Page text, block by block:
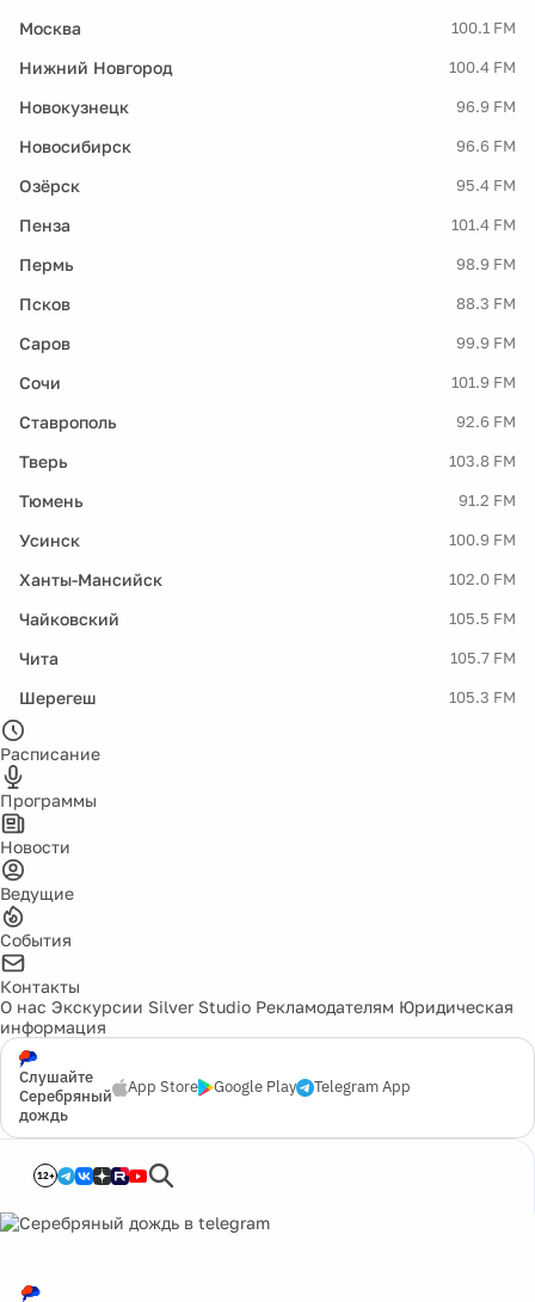
Москва 100.1 FM
Нижний Новгород 100.4 FM
Новокузнецк 96.9 FM
Новосибирск 96.6 FM
Озёрск 95.4 FM
Пенза 101.4 FM
Пермь 98.9 FM
Псков 88.3 FM
Саров 99.9 FM
Сочи 101.9 FM
Ставрополь 92.6 FM
Тверь 103.8 FM
Тюмень 91.2 FM
Усинск 100.9 FM
Ханты-Мансийск 102.0 FM
Чайковский 105.5 FM
Чита 105.7 FM
Шерегеш 105.3 FM
Расписание
Программы
Новости
Ведущие
События
Контакты
О нас Экскурсии Silver Studio Рекламодателям Юридическая
информация
Слушайте
Серебряный
дождь
App Store Google Play Telegram App
12+